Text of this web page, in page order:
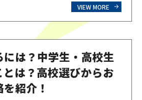
でも人気のイベントです。北
の芸術発表会は、通信制高校
ありま…
VIEW MORE
は？中学生・高校生
は？高校選びからお
紹介！